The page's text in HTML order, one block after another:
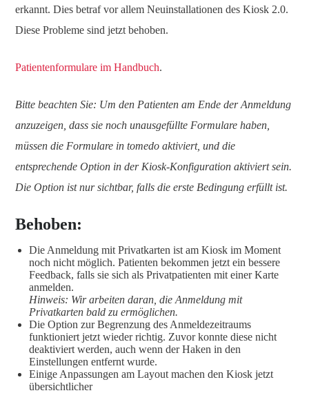
erkannt. Dies betraf vor allem Neuinstallationen des Kiosk 2.0.
Diese Probleme sind jetzt behoben.
Patientenformulare im Handbuch.
Bitte beachten Sie: Um den Patienten am Ende der Anmeldung
anzuzeigen, dass sie noch unausgefüllte Formulare haben,
müssen die Formulare in tomedo aktiviert, und die
entsprechende Option in der Kiosk-Konfiguration aktiviert sein.
Die Option ist nur sichtbar, falls die erste Bedingung erfüllt ist.
Behoben:
Die Anmeldung mit Privatkarten ist am Kiosk im Moment
noch nicht möglich. Patienten bekommen jetzt ein bessere
Feedback, falls sie sich als Privatpatienten mit einer Karte
anmelden.
Hinweis: Wir arbeiten daran, die Anmeldung mit
Privatkarten bald zu ermöglichen.
Die Option zur Begrenzung des Anmeldezeitraums
funktioniert jetzt wieder richtig. Zuvor konnte diese nicht
deaktiviert werden, auch wenn der Haken in den
Einstellungen entfernt wurde.
Einige Anpassungen am Layout machen den Kiosk jetzt
übersichtlicher